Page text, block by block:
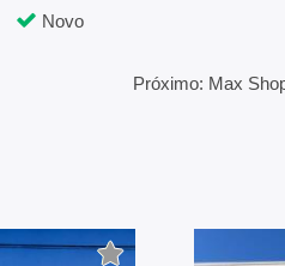
Novo
Próximo: Max